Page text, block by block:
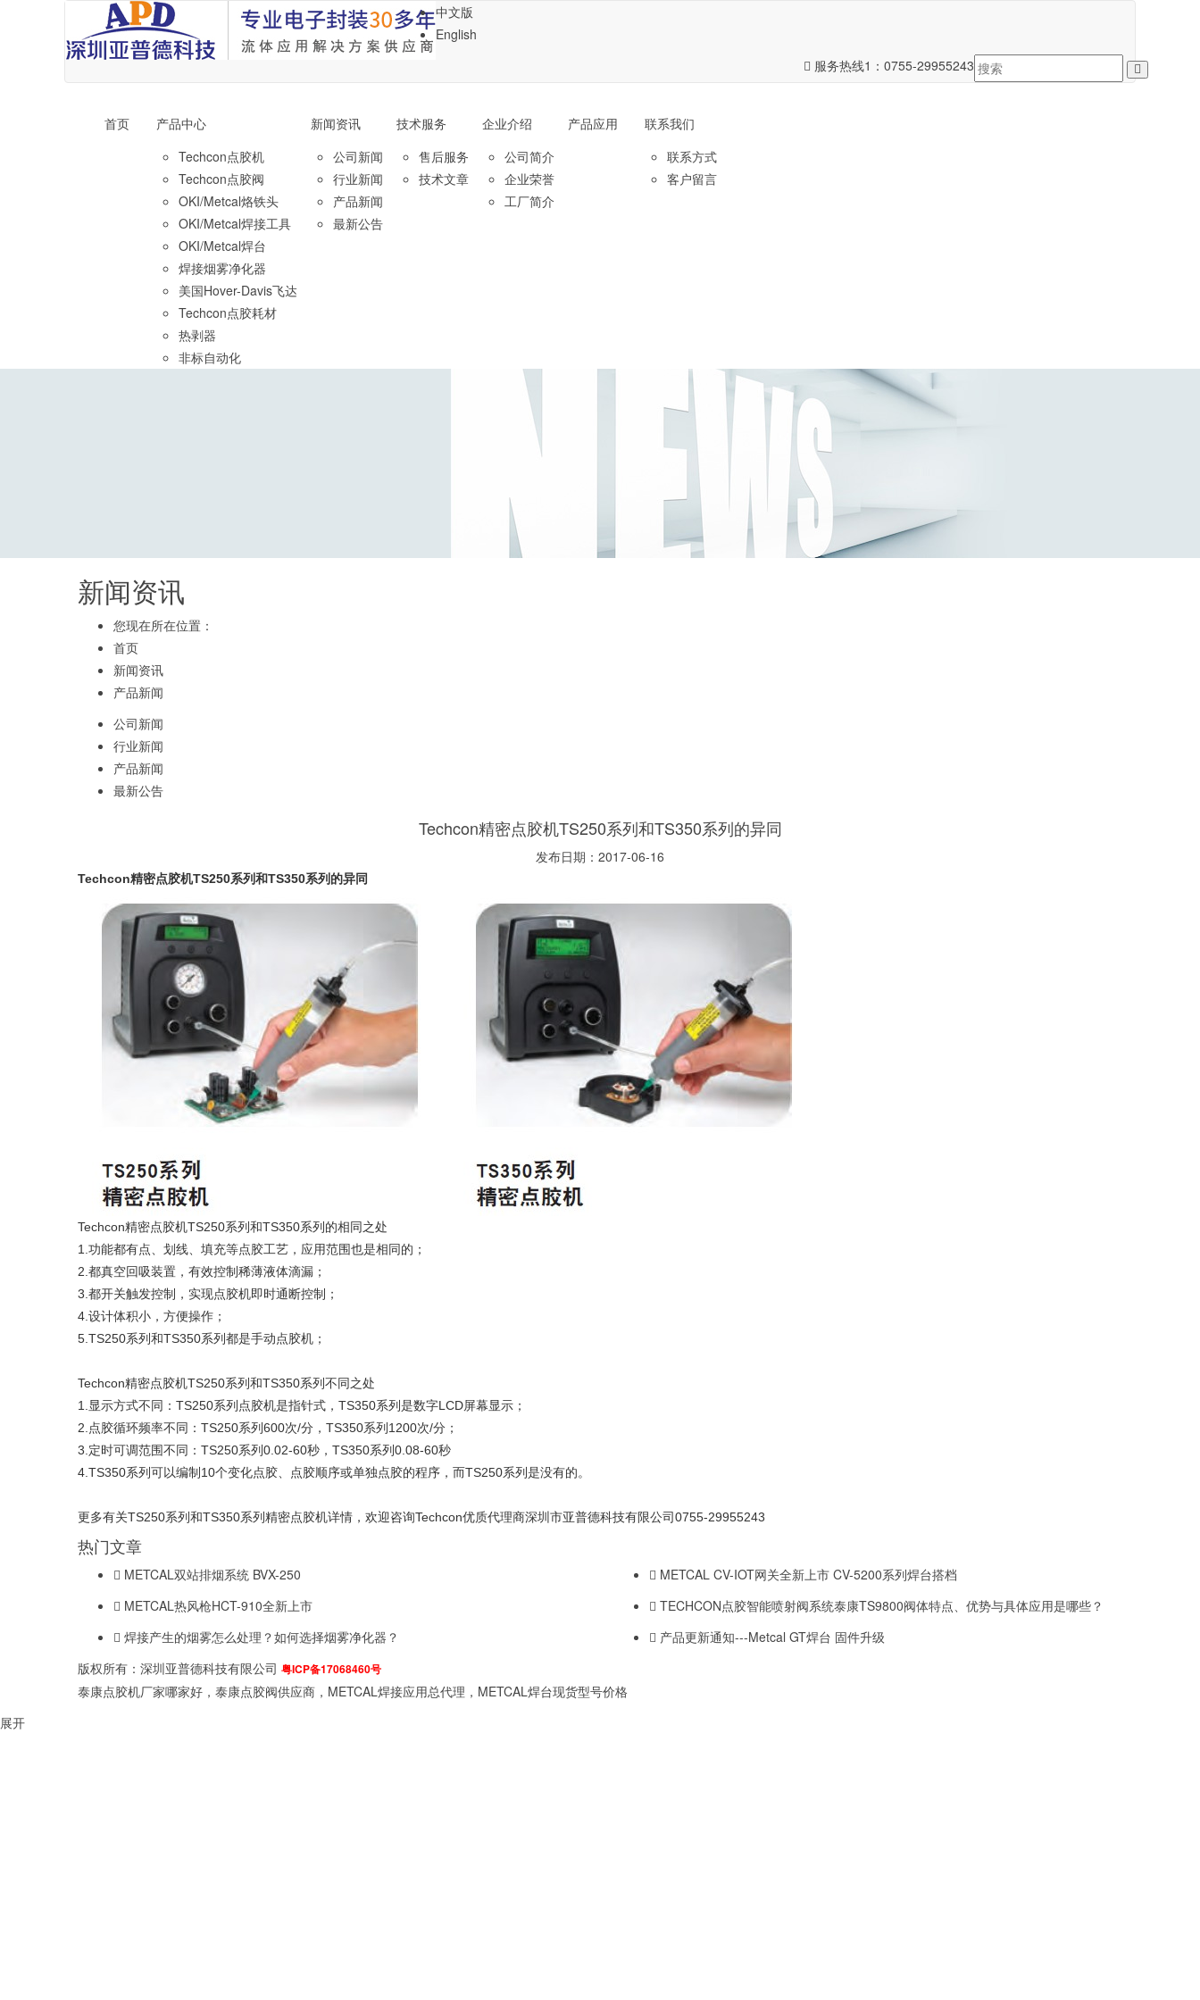
中文版
English
服务热线1： 0755-29955243
首页
产品中心
Techcon点胶机
Techcon点胶阀
OKI/Metcal烙铁头
OKI/Metcal焊接工具
OKI/Metcal焊台
焊接烟雾净化器
美国Hover-Davis飞达
Techcon点胶耗材
热剥器
非标自动化
新闻资讯
公司新闻
行业新闻
产品新闻
最新公告
技术服务
售后服务
技术文章
企业介绍
公司简介
企业荣誉
工厂简介
产品应用
联系我们
联系方式
客户留言
新闻资讯
您现在所在位置：
首页
新闻资讯
产品新闻
公司新闻
行业新闻
产品新闻
最新公告
Techcon精密点胶机TS250系列和TS350系列的异同
发布日期：2017-06-16
Techcon精密点胶机TS250系列和TS350系列的异同
Techcon精密点胶机TS250系列和TS350系列的相同之处
1.功能都有点、划线、填充等点胶工艺，应用范围也是相同的；
2.都真空回吸装置，有效控制稀薄液体滴漏；
3.都开关触发控制，实现点胶机即时通断控制；
4.设计体积小，方便操作；
5.TS250系列和TS350系列都是手动点胶机；
Techcon精密点胶机TS250系列和TS350系列不同之处
1.显示方式不同：TS250系列点胶机是指针式，TS350系列是数字LCD屏幕显示；
2.点胶循环频率不同：TS250系列600次/分，TS350系列1200次/分；
3.定时可调范围不同：TS250系列0.02-60秒，TS350系列0.08-60秒
4.TS350系列可以编制10个变化点胶、点胶顺序或单独点胶的程序，而TS250系列是没有的。
更多有关TS250系列和TS350系列精密点胶机详情，欢迎咨询Techcon优质代理商深圳市亚普德科技有限公司0755-29955243
热门文章
METCAL双站排烟系统 BVX-250
METCAL CV-IOT网关全新上市 CV-5200系列焊台搭档
METCAL热风枪HCT-910全新上市
TECHCON点胶智能喷射阀系统泰康TS9800阀体特点、优势与具体应用是哪些？
焊接产生的烟雾怎么处理？如何选择烟雾净化器？
产品更新通知---Metcal GT焊台 固件升级
版权所有：深圳亚普德科技有限公司 粤ICP备17068460号
泰康点胶机厂家哪家好，泰康点胶阀供应商，METCAL焊接应用总代理，METCAL焊台现货型号价格
展开